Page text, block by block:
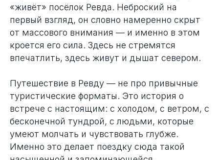
«живёт» посёлок Ревда. Неброский на
первый взгляд, он словно намеренно скрыт
от массового внимания — и именно в этом
кроется его сила. Здесь не стремятся
впечатлить, здесь живут и дышат севером.
Путешествие в Ревду — не про привычные
туристические форматы. Это история о
встрече с настоящим: с холодом, с ветром, с
бесконечной тундрой, с людьми, которые
умеют молчать и чувствовать глубже.
Именно это делает поездку сюда такой